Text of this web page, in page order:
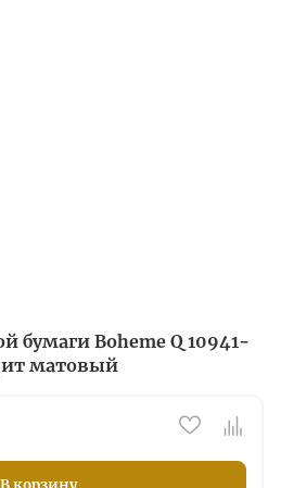
бумаги Boheme Q 10941-
матовый